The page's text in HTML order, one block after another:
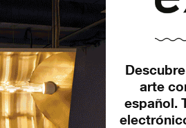
arte
español.